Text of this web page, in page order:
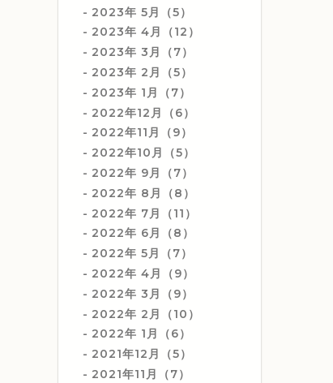
2023年 5月（5）
2023年 4月（12）
2023年 3月（7）
2023年 2月（5）
2023年 1月（7）
2022年12月（6）
2022年11月（9）
2022年10月（5）
2022年 9月（7）
2022年 8月（8）
2022年 7月（11）
2022年 6月（8）
2022年 5月（7）
2022年 4月（9）
2022年 3月（9）
2022年 2月（10）
2022年 1月（6）
2021年12月（5）
2021年11月（7）